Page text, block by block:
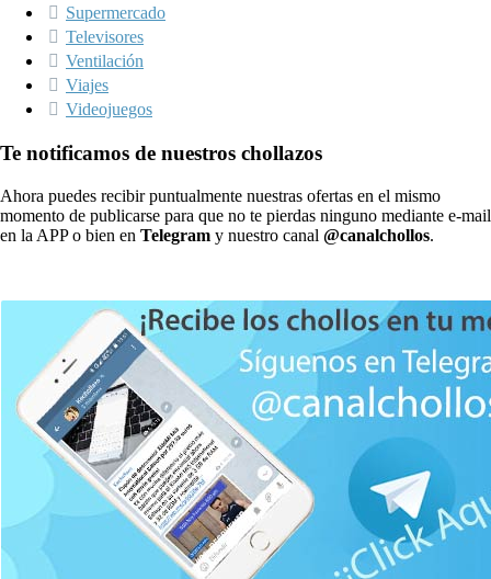
Supermercado
Televisores
Ventilación
Viajes
Videojuegos
Te notificamos de nuestros chollazos
Ahora puedes recibir puntualmente nuestras ofertas en el mismo
momento de publicarse para que no te pierdas ninguno mediante e-mail
en la APP o bien en Telegram y nuestro canal @canalchollos.